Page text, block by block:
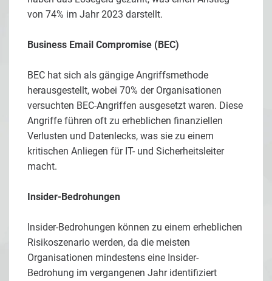
von 74% im Jahr 2023 darstellt.
Business Email Compromise (BEC)
BEC hat sich als gängige Angriffsmethode
herausgestellt, wobei 70% der Organisationen
versuchten BEC-Angriffen ausgesetzt waren. Diese
Angriffe führen oft zu erheblichen finanziellen
Verlusten und Datenlecks, was sie zu einem
kritischen Anliegen für IT- und Sicherheitsleiter
macht.
Insider-Bedrohungen
Insider-Bedrohungen können zu einem erheblichen
Risikoszenario werden, da die meisten
Organisationen mindestens eine Insider-
Bedrohung im vergangenen Jahr identifiziert